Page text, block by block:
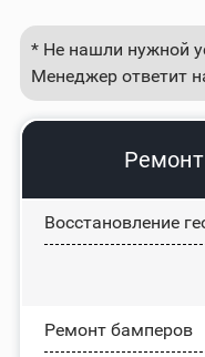
* Не нашли нужной
Менеджер ответит
Восстановление
Ремонт бамперов